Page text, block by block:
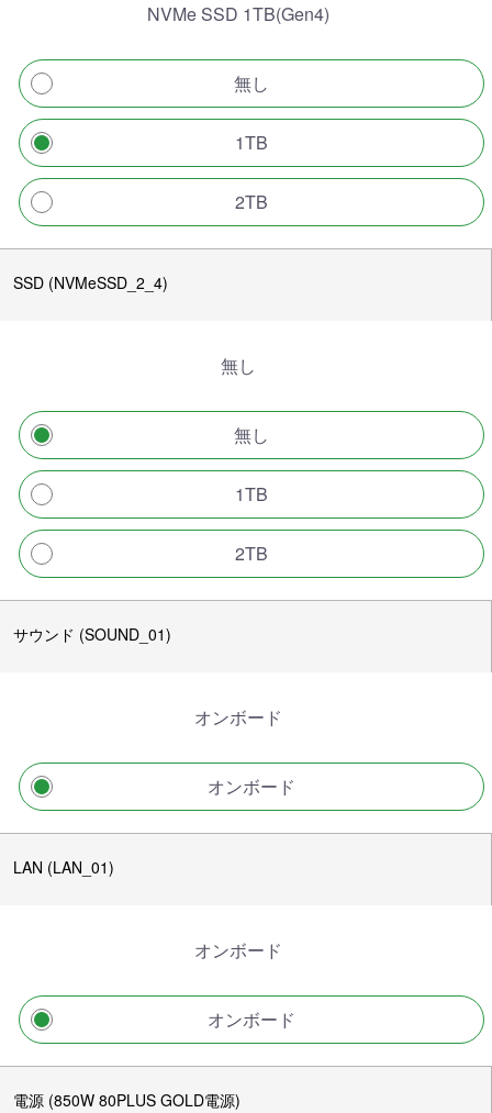
NVMe SSD 1TB(Gen4)
無し
1TB
2TB
SSD (NVMeSSD_2_4)
無し
無し
1TB
2TB
サウンド (SOUND_01)
オンボード
オンボード
LAN (LAN_01)
オンボード
オンボード
電源 (850W 80PLUS GOLD電源)